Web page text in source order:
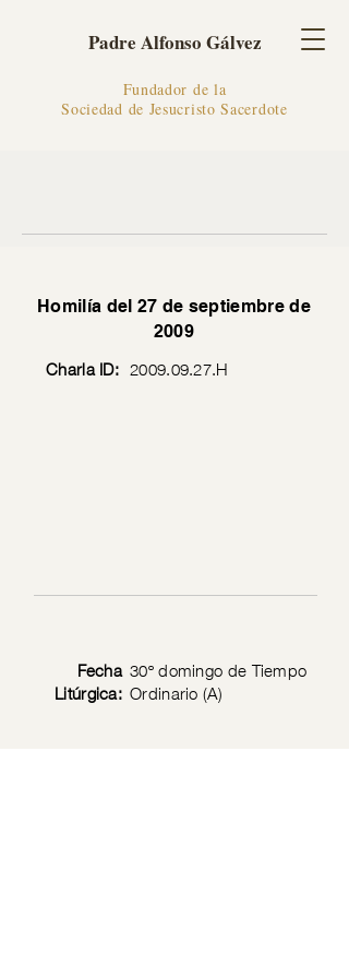
Padre Alfonso Gálvez
Fundador de la
Sociedad de Jesucristo Sacerdote
Homilía del 27 de septiembre de
2009
Charla ID: 2009.09.27.H
Fecha
Litúrgica:
30º domingo de Tiempo
Ordinario (A)